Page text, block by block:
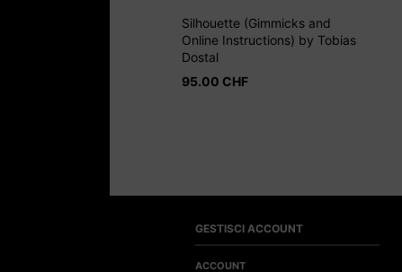
Silhouette (Gimmicks and
Online Instructions) by Tobias
Dostal
95.00 CHF
GESTISCI ACCOUNT
ACCOUNT